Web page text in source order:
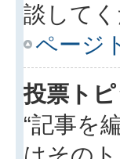
談してく
ページ
投票ト
“記事を